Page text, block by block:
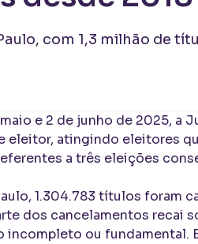
com 1,3 milhão de
e 2 de junho de 2025, a
atingindo eleitores
a três eleições
1.304.783 títulos foram
dos cancelamentos recai
incompleto ou fundamental.